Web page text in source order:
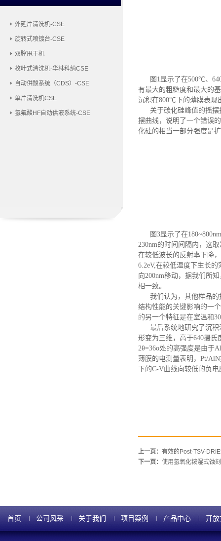
外延片清洗机-CSE
旋转式喷镀台-CSE
双腔甩干机
枚叶式清洗机-华林科纳CSE
自动供酸系统（CDS）-CSE
单片清洗机CSE
氢氟酸HF自动供液系统-CSE
图 1显示了在500℃、
有最大的粗糙度和最大的
沉积在800℃下的薄膜表现
关于碳化硅峰值的摇
摆曲线，说明了一个错误
化硅的相当一部分强度是
图3显示了在
230nm的时间间隔内，这
在较低波长的反射率下降
6.2eV,在较低温度下生长
向200nm移动，据我们所
相一致。
我们认为，其他样品
结构性能的关键影响的一
的另一个特征是在室温和
最后系统地研究了沉积
形变为三维， 高于640摄氏
2θ=36o处的高强度是由于
薄膜的电测量表明，Pt/
下的C-V曲线向较低的负电
上一页： 有效的Post-TSV-
下一页： 使用氢氧化铵湿式蚀
首页 公司风采 关于我们 项目案例 产品中心 开放